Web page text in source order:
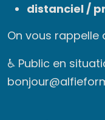
distanciel /
On vous rappelle
♿ Public en